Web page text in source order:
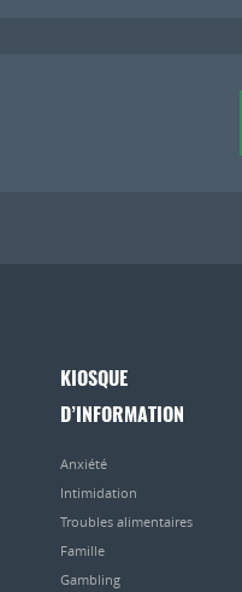
KIOSQUE
D’INFORMATION
Anxiété
Intimidation
Troubles alimentaires
Famille
Gambling